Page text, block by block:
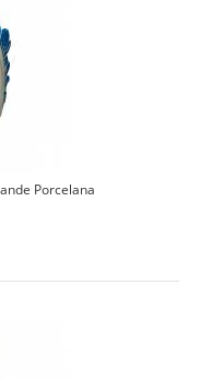
Porcelana